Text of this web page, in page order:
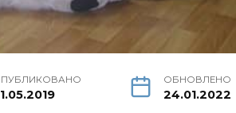
ОБНОВЛЕНО
24.01.2022